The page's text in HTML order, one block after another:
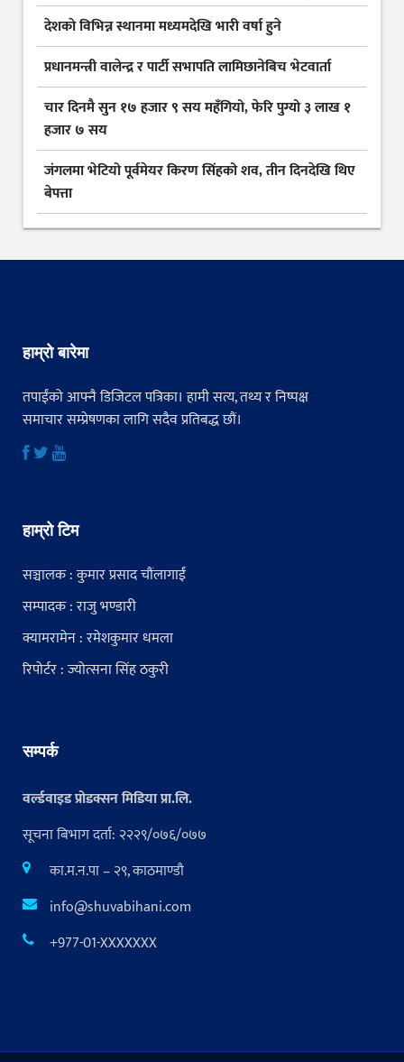
देशकाे विभिन्न स्थानमा मध्यमदेखि भारी वर्षा हुने
प्रधानमन्त्री वालेन्द्र र पार्टी सभापति लामिछानेबिच भेटवार्ता
चार दिनमै सुन १७ हजार ९ सय महँगियो, फेरि पुग्यो ३ लाख १
हजार ७ सय
जंगलमा भेटियो पूर्वमेयर किरण सिंहको शव, तीन दिनदेखि थिए
बेपत्ता
हाम्रो बारेमा
तपाईंको आफ्नै डिजिटल पत्रिका। हामी सत्य, तथ्य र निष्पक्ष
समाचार सम्प्रेषणका लागि सदैव प्रतिबद्ध छौं।
हाम्रो टिम
सञ्चालक : कुमार प्रसाद चौंलागाईं
सम्पादक : राजु भण्डारी
क्यामरामेन : रमेशकुमार धमला
रिपोर्टर : ज्योत्सना सिंह ठकुरी
सम्पर्क
वर्ल्डवाइड प्रोडक्सन मिडिया प्रा.लि.
सूचना बिभाग दर्ता: २२२९/०७६/०७७
का.म.न.पा – २९, काठमाण्डौ
info@shuvabihani.com
+977-01-XXXXXXX